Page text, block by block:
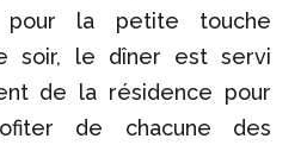
pour la petite touche
soir, le dîner est servi
de la résidence pour
de chacune des